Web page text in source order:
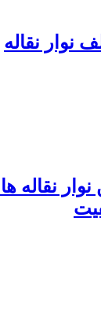
نوار نقاله
نقاله ها